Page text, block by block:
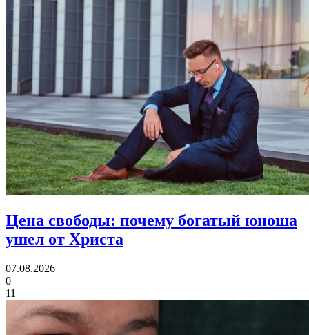
Цена свободы: почему богатый юноша
ушел от Христа
07.08.2026
0
11